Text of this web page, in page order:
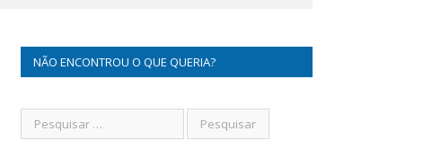
NÃO ENCONTROU O QUE QUERIA?